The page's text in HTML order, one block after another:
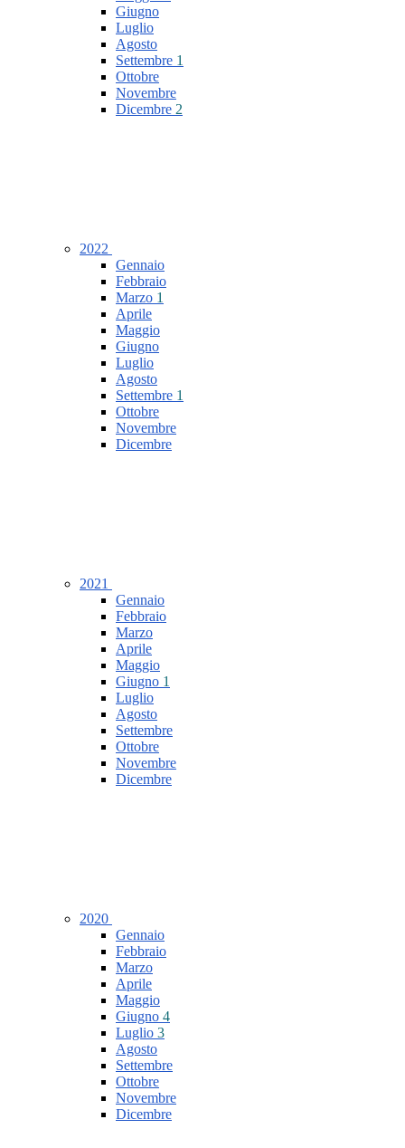
Giugno
Luglio
Agosto
Settembre 1
Ottobre
Novembre
Dicembre 2
2022
Gennaio
Febbraio
Marzo 1
Aprile
Maggio
Giugno
Luglio
Agosto
Settembre 1
Ottobre
Novembre
Dicembre
2021
Gennaio
Febbraio
Marzo
Aprile
Maggio
Giugno 1
Luglio
Agosto
Settembre
Ottobre
Novembre
Dicembre
2020
Gennaio
Febbraio
Marzo
Aprile
Maggio
Giugno 4
Luglio 3
Agosto
Settembre
Ottobre
Novembre
Dicembre